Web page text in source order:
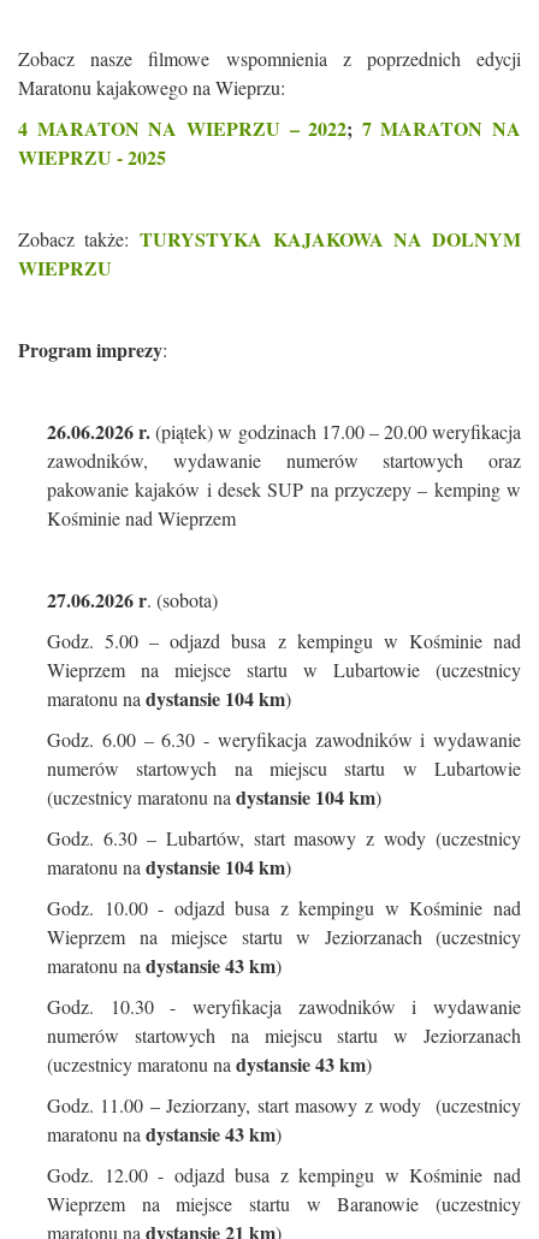
Zobacz nasze filmowe wspomnienia z poprzednich edycji
Maratonu kajakowego na Wieprzu:
4 MARATON NA WIEPRZU – 2022; 7 MARATON NA
WIEPRZU - 2025
Zobacz także:TURYSTYKA KAJAKOWA NA DOLNYM
WIEPRZU
Program imprezy:
26.06.2026 r.(piątek) w godzinach 17.00 – 20.00 weryfikacja
zawodników, wydawanie numerów startowych oraz
pakowanie kajaków i desek SUP na przyczepy – kemping w
Kośminie nad Wieprzem
27.06.2026 r. (sobota)
Godz. 5.00 – odjazd busa z kempingu w Kośminie nad
Wieprzem na miejsce startu w Lubartowie (uczestnicy
maratonu na dystansie 104 km)
Godz. 6.00 – 6.30 - weryfikacja zawodników i wydawanie
numerów startowych na miejscu startu w Lubartowie
(uczestnicy maratonu na dystansie 104 km)
Godz. 6.30 – Lubartów, start masowy z wody (uczestnicy
maratonu na dystansie 104 km)
Godz. 10.00 - odjazd busa z kempingu w Kośminie nad
Wieprzem na miejsce startu w Jeziorzanach (uczestnicy
maratonu na dystansie 43 km)
Godz. 10.30 - weryfikacja zawodników i wydawanie
numerów startowych na miejscu startu w Jeziorzanach
(uczestnicy maratonu na dystansie 43 km)
Godz. 11.00 – Jeziorzany, start masowy z wody (uczestnicy
maratonu na dystansie 43 km)
Godz. 12.00 - odjazd busa z kempingu w Kośminie nad
Wieprzem na miejsce startu w Baranowie (uczestnicy
maratonu na dystansie 21 km)